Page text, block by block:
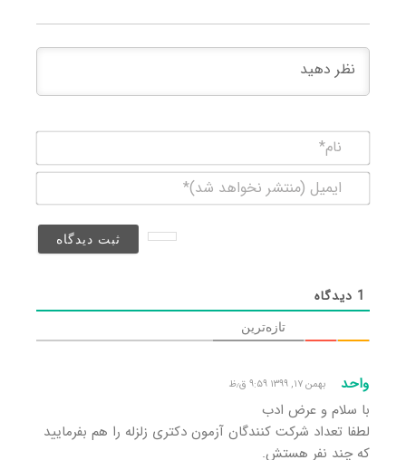
(منتشر
1 دیدگاه
تازه‌ترین
واحد بهمن ۱۷, ۱۳۹۹ ۹:۵۹ ق٫ظ
با سلام و عرض ادب
لطفا تعداد شرکت کنندگان آزمون دکتری زلزله را هم بفرمایید
که چند نفر هستش.